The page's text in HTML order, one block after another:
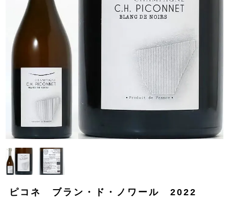
ピコネ ブラン・ド・ノワール 2022